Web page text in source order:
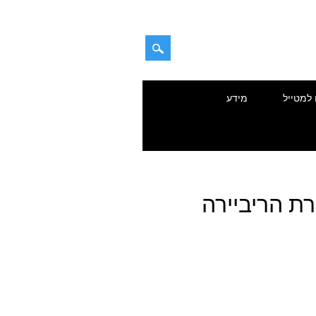
למטייל מידע
הריביירה